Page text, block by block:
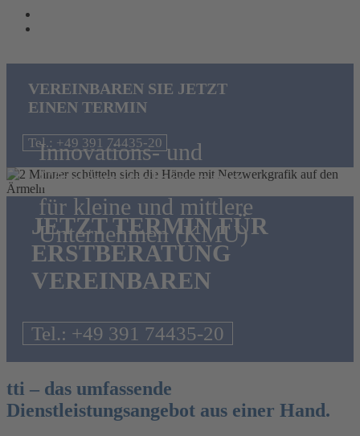
Innovations- und
Fördermittelberatung
für kleine und mittlere
Unternehmen (KMU)
VEREINBAREN SIE JETZT
EINEN TERMIN
Tel.: +49 391 74435-20
JETZT TERMIN FÜR
ERSTBERATUNG
VEREINBAREN
Tel.: +49 391 74435-20
tti – das umfassende
Dienstleistungsangebot aus einer Hand.